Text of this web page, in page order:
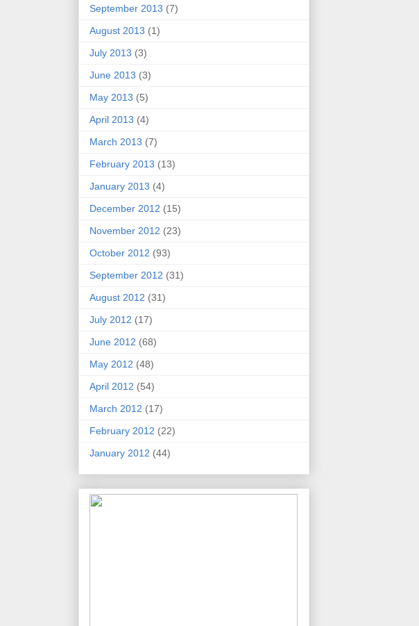
September 2013 (7)
August 2013 (1)
July 2013 (3)
June 2013 (3)
May 2013 (5)
April 2013 (4)
March 2013 (7)
February 2013 (13)
January 2013 (4)
December 2012 (15)
November 2012 (23)
October 2012 (93)
September 2012 (31)
August 2012 (31)
July 2012 (17)
June 2012 (68)
May 2012 (48)
April 2012 (54)
March 2012 (17)
February 2012 (22)
January 2012 (44)